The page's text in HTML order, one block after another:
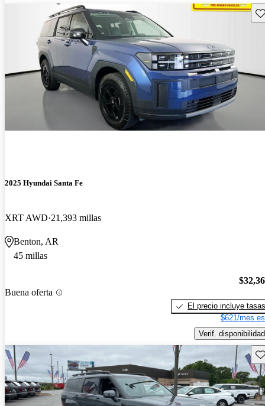
2025 Hyundai Santa Fe
XRT AWD 21,393 millas
Benton, AR
45 millas
Buena oferta
El precio incluye tasas
$621/mes
Verif. disponibilidad